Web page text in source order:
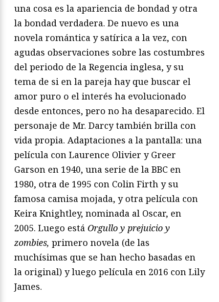
una cosa es la apariencia de bondad y otra
la bondad verdadera. De nuevo es una
novela romántica y satírica a la vez, con
agudas observaciones sobre las costumbres
del periodo de la Regencia inglesa, y su
tema de si en la pareja hay que buscar el
amor puro o el interés ha evolucionado
desde entonces, pero no ha desaparecido. El
personaje de Mr. Darcy también brilla con
vida propia. Adaptaciones a la pantalla: una
película con Laurence Olivier y Greer
Garson en 1940, una serie de la BBC en
1980, otra de 1995 con Colin Firth y su
famosa camisa mojada, y otra película con
Keira Knightley, nominada al Oscar, en
2005. Luego está Orgullo y prejuicio y
zombies, primero novela (de las
muchísimas que se han hecho basadas en
la original) y luego película en 2016 con Lily
James.